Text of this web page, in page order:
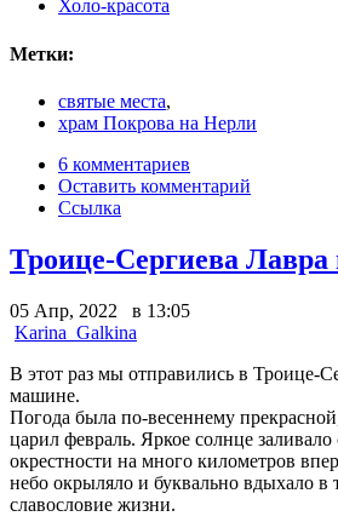
Холо-красота
Метки:
святые места,
храм Покрова на Нерли
6 комментариев
Оставить комментарий
Ссылка
Троице-Сергиева Лавра
05 Апр, 2022 в 13:05
Karina_Galkina
В этот раз мы отправились в Троице-
машине.
Погода была по-весеннему
царил февраль. Яркое солнце
окрестности на много километров
небо окрыляло и буквально вдыхало в
славословие жизни.